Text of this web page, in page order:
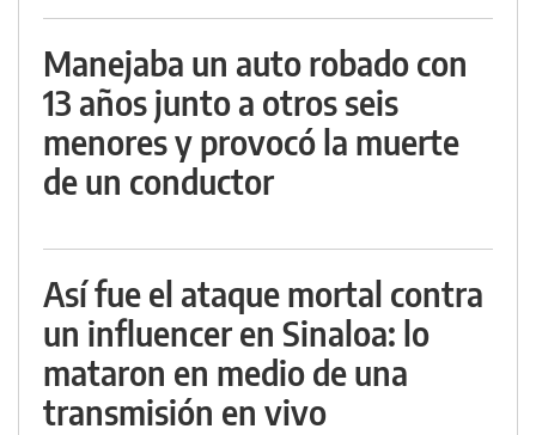
Manejaba un auto robado con
13 años junto a otros seis
menores y provocó la muerte
de un conductor
Así fue el ataque mortal contra
un influencer en Sinaloa: lo
mataron en medio de una
transmisión en vivo